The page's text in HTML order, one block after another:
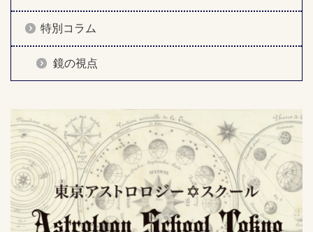
特別コラム
鏡の視点